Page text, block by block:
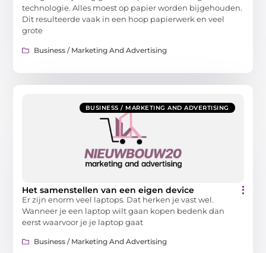
technologie. Alles moest op papier worden bijgehouden.
Dit resulteerde vaak in een hoop papierwerk en veel
grote
Business / Marketing And Advertising
BUSINESS / MARKETING AND ADVERTISING
Het samenstellen van een eigen device
Er zijn enorm veel laptops. Dat herken je vast wel.
Wanneer je een laptop wilt gaan kopen bedenk dan
eerst waarvoor je je laptop gaat
Business / Marketing And Advertising